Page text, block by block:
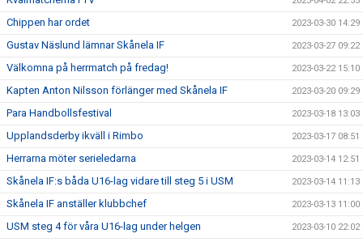
Chippen har ordet 2023-03-30 14:29
Gustav Näslund lämnar Skånela IF 2023-03-27 09:22
Välkomna på herrmatch på fredag! 2023-03-22 15:10
Kapten Anton Nilsson förlänger med Skånela IF 2023-03-20 09:29
Para Handbollsfestival 2023-03-18 13:03
Upplandsderby ikväll i Rimbo 2023-03-17 08:51
Herrarna möter serieledarna 2023-03-14 12:51
Skånela IF:s båda U16-lag vidare till steg 5 i USM 2023-03-14 11:13
Skånela IF anställer klubbchef 2023-03-13 11:00
USM steg 4 för våra U16-lag under helgen 2023-03-10 22:02